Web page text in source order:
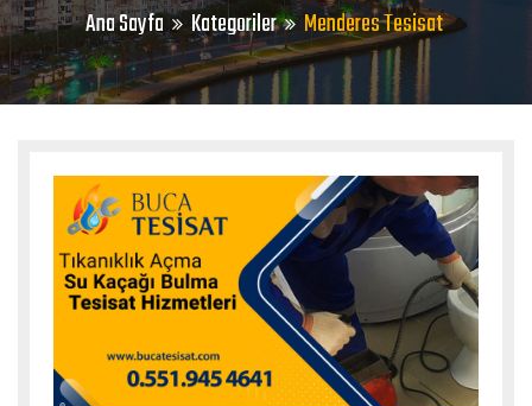
Ana Sayfa Kategoriler Menderes Tesisat